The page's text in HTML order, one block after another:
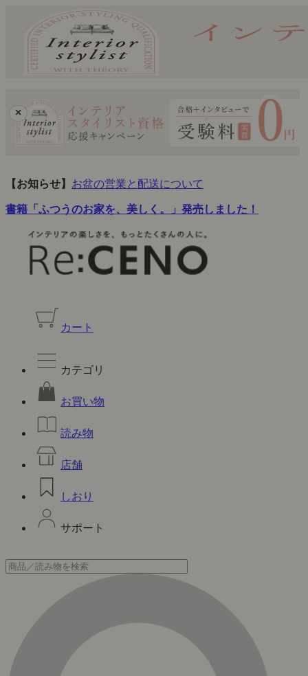
×
【お知らせ】 お盆の営業と配送について
書籍「ふつうのお家を、美しく。」発売しました！
カート
カテゴリ
お買い物
読み物
店舗
しおり
サポート